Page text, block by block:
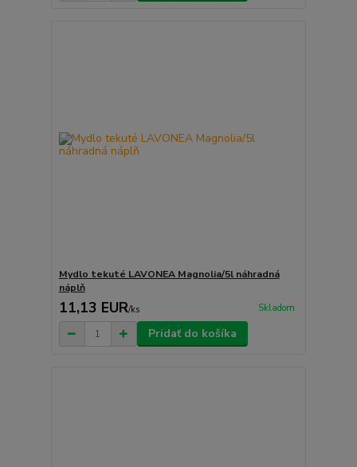
Mydlo tekuté LAVONEA Magnolia/5l náhradná
náplň
11,13 EUR/ks Skladom
Pridať do košíka